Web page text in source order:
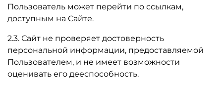
Пользователь может перейти по ссылкам,
доступным на Сайте.
2.3. Сайт не проверяет достоверность
персональной информации, предоставляемой
Пользователем, и не имеет возможности
оценивать его дееспособность.